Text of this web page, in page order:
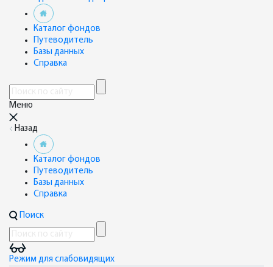
Каталог фондов
Путеводитель
Базы данных
Справка
Меню
Назад
Каталог фондов
Путеводитель
Базы данных
Справка
Поиск
Режим для слабовидящих